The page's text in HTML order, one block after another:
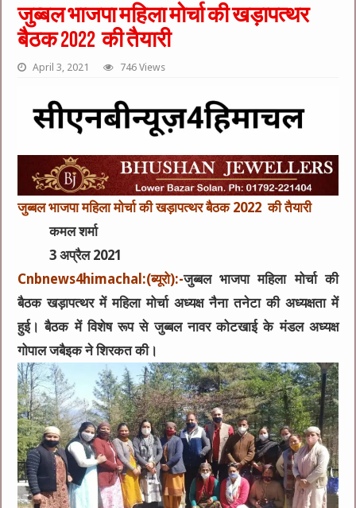
जुब्बल भाजपा महिला मोर्चा की खड़ापत्थर
बैठक 2022 की तैयारी
April 3, 2021 746 Views
जुब्बल भाजपा महिला मोर्चा की खड़ापत्थर बैठक 2022 की तैयारी
कमल शर्मा
3 अप्रैल 2021
Cnbnews4himachal:(ब्यूरो):-जुब्बल भाजपा महिला मोर्चा की
बैठक खड़ापत्थर में महिला मोर्चा अध्यक्ष नैना तनेटा की अध्यक्षता में
हुई। बैठक में विशेष रूप से जुब्बल नावर कोटखाई के मंडल अध्यक्ष
गोपाल जबैइक ने शिरकत की।